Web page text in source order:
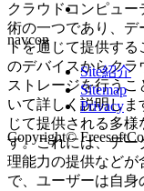
クラウドコンピュ
術の一つであり、デ
トを通じて提供する
のデバイスからクラ
ストレージを行う
いて詳しく説明しま
じて提供される多
す。これには、デー
理能力の提供などが
で、ユーザーは自
navcon
Site紹介
Sitemap
Privacy
Copyright©